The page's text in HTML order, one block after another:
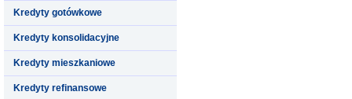
Kredyty gotówkowe
Kredyty konsolidacyjne
Kredyty mieszkaniowe
Kredyty refinansowe